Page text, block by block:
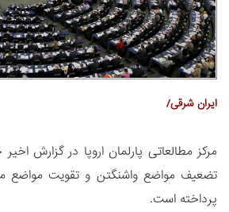
ایران شرقی/
مرکز مطالعاتی پارلمان اروپا در گزارش
تضعیف مواضع واشنگتن و تقویت مواضع
پرداخته است.